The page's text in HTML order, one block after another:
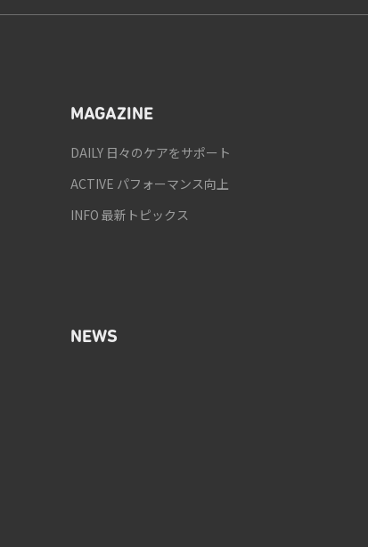
MAGAZINE
DAILY 日々のケアをサポート
ACTIVE パフォーマンス向上
INFO 最新トピックス
NEWS